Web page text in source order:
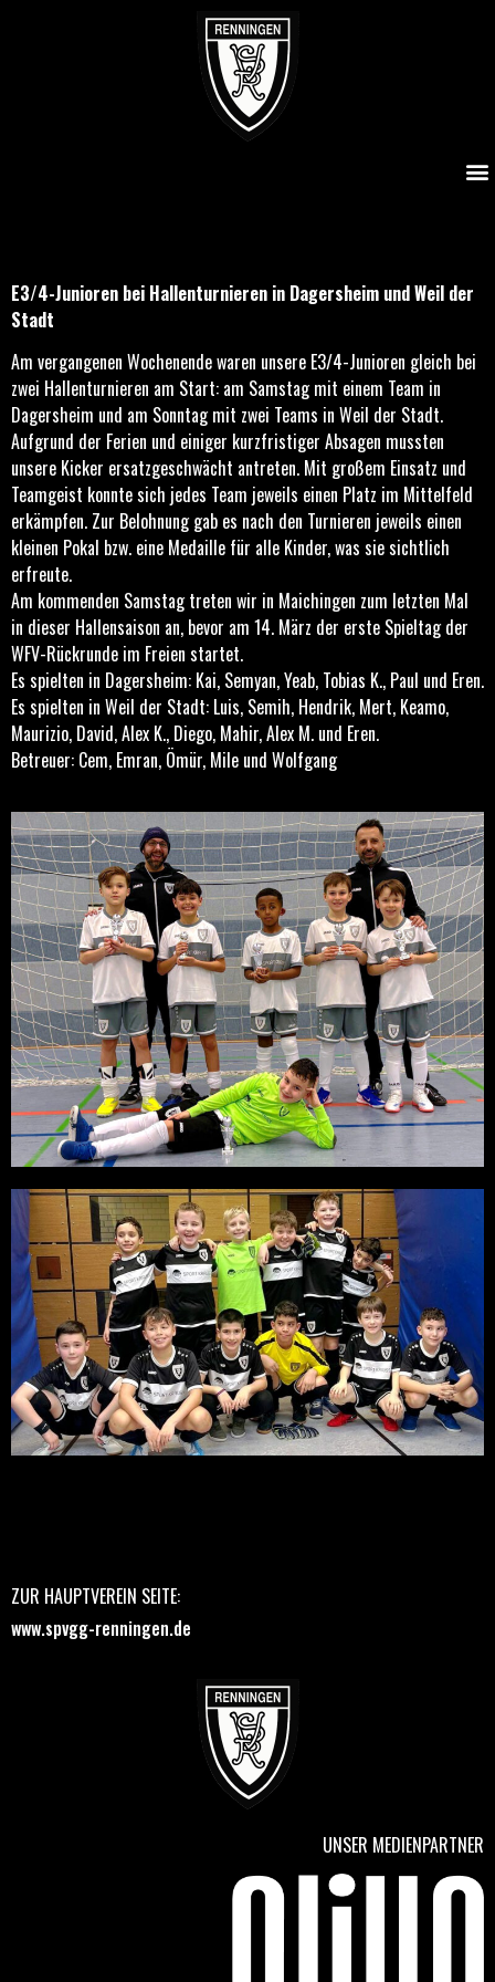
E3/4-Junioren bei Hallenturnieren in Dagersheim und Weil der
Stadt
Am vergangenen Wochenende waren unsere E3/4-Junioren gleich bei
zwei Hallenturnieren am Start: am Samstag mit einem Team in
Dagersheim und am Sonntag mit zwei Teams in Weil der Stadt.
Aufgrund der Ferien und einiger kurzfristiger Absagen mussten
unsere Kicker ersatzgeschwächt antreten. Mit großem Einsatz und
Teamgeist konnte sich jedes Team jeweils einen Platz im Mittelfeld
erkämpfen. Zur Belohnung gab es nach den Turnieren jeweils einen
kleinen Pokal bzw. eine Medaille für alle Kinder, was sie sichtlich
erfreute.
Am kommenden Samstag treten wir in Maichingen zum letzten Mal
in dieser Hallensaison an, bevor am 14. März der erste Spieltag der
WFV-Rückrunde im Freien startet.
Es spielten in Dagersheim: Kai, Semyan, Yeab, Tobias K., Paul und Eren.
Es spielten in Weil der Stadt: Luis, Semih, Hendrik, Mert, Keamo,
Maurizio, David, Alex K., Diego, Mahir, Alex M. und Eren.
Betreuer: Cem, Emran, Ömür, Mile und Wolfgang
ZUR HAUPTVEREIN SEITE:
www.spvgg-renningen.de
UNSER MEDIENPARTNER